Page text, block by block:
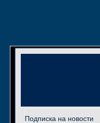
Подписка на новости